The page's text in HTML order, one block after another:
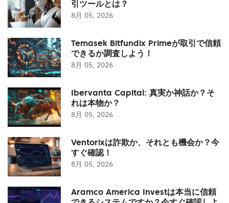
引ツールとは？
8月 05, 2026
Temasek Bitfundix Primeが取引で信頼
できるか調査しよう！
8月 05, 2026
Ibervanta Capital: 真実か神話か？そ
れは本物か？
8月 05, 2026
Ventorixは詐欺か、それとも機会か？今
すぐ確認！
8月 05, 2026
Aramco America Investは本当に信頼